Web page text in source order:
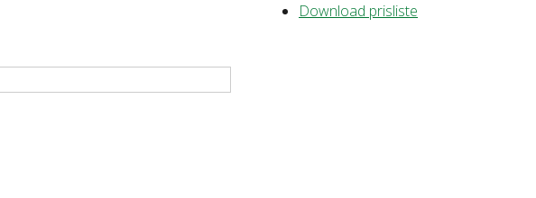
Download prisliste